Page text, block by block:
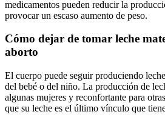
medicamentos pueden reducir la
provocar un escaso aumento de peso.
Cómo dejar de tomar leche
aborto
El cuerpo puede seguir produciendo
del bebé o del niño. La producción de
algunas mujeres y reconfortante para
que su leche es el último vínculo que